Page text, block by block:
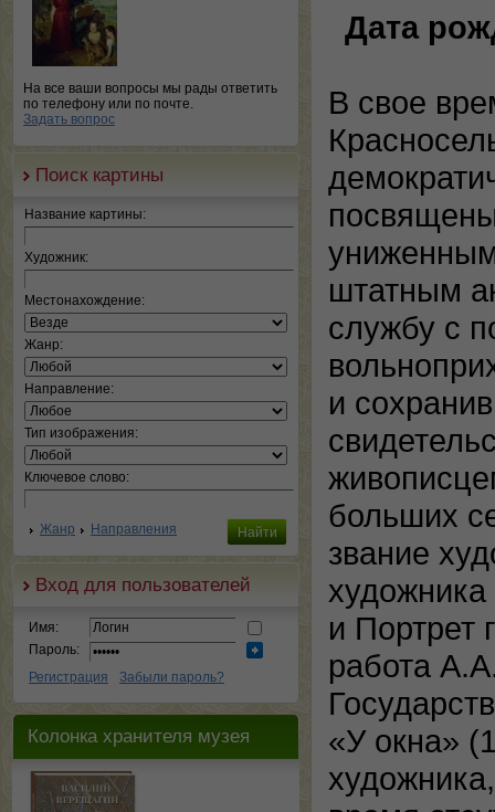
На все ваши вопросы мы рады ответить
по телефону или по почте.
Задать вопрос
Поиск картины
Название картины:
Художник:
Местонахождение:
Жанр:
Направление:
Тип изображения:
Ключевое слово:
Жанр Направления
Вход для пользователей
Имя:
Пароль:
Регистрация
Забыли пароль?
Колонка хранителя музея
Дата
В свое
штатным
службу с
и
больших
звание
и Портрет
работа
«У окна»